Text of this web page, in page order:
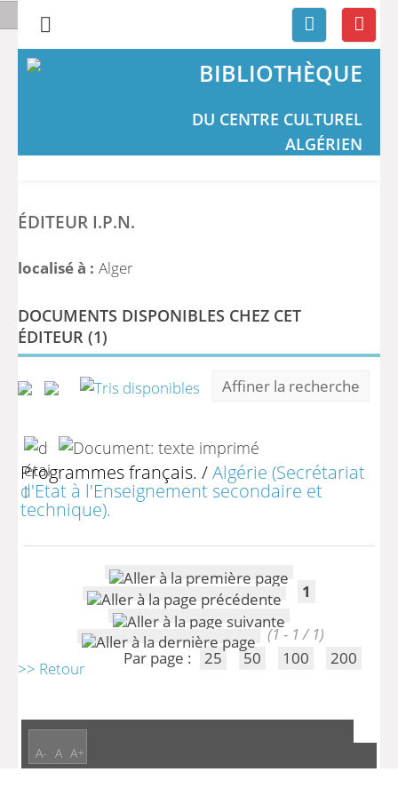
BIBLIOTHÈQUE
DU CENTRE CULTUREL
ALGÉRIEN
ÉDITEUR I.P.N.
localisé à : Alger
DOCUMENTS DISPONIBLES CHEZ CET
ÉDITEUR (1)
Affiner la recherche
Programmes français. /Algérie (Secrétariat
d'Etat à l'Enseignement secondaire et
technique).
1
(1 - 1 / 1)
Par page :
25 50 100 200
>> Retour
A- A A+